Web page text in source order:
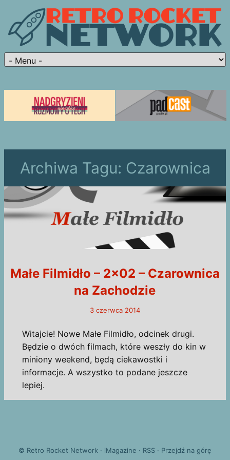
Archiwa Tagu: Czarownica
Małe Filmidło – 2×02 – Czarownica
na Zachodzie
3 czerwca 2014
Witajcie! Nowe Małe Filmidło, odcinek drugi.
Będzie o dwóch filmach, które weszły do kin w
miniony weekend, będą ciekawostki i
informacje. A wszystko to podane jeszcze
lepiej.
© Retro Rocket Network· iMagazine · RSS· Przejdź na górę